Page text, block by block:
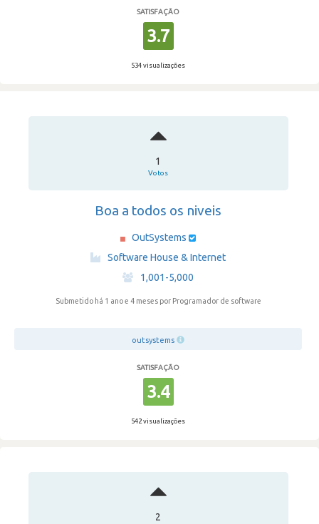
SATISFAÇÃO
3.7
534 visualizações
1
Votos
Boa a todos os niveis
OutSystems
Software House & Internet
·
1,001-5,000
Submetido há 1 ano e 4 meses por Programador de software
outsystems
SATISFAÇÃO
3.4
542 visualizações
2